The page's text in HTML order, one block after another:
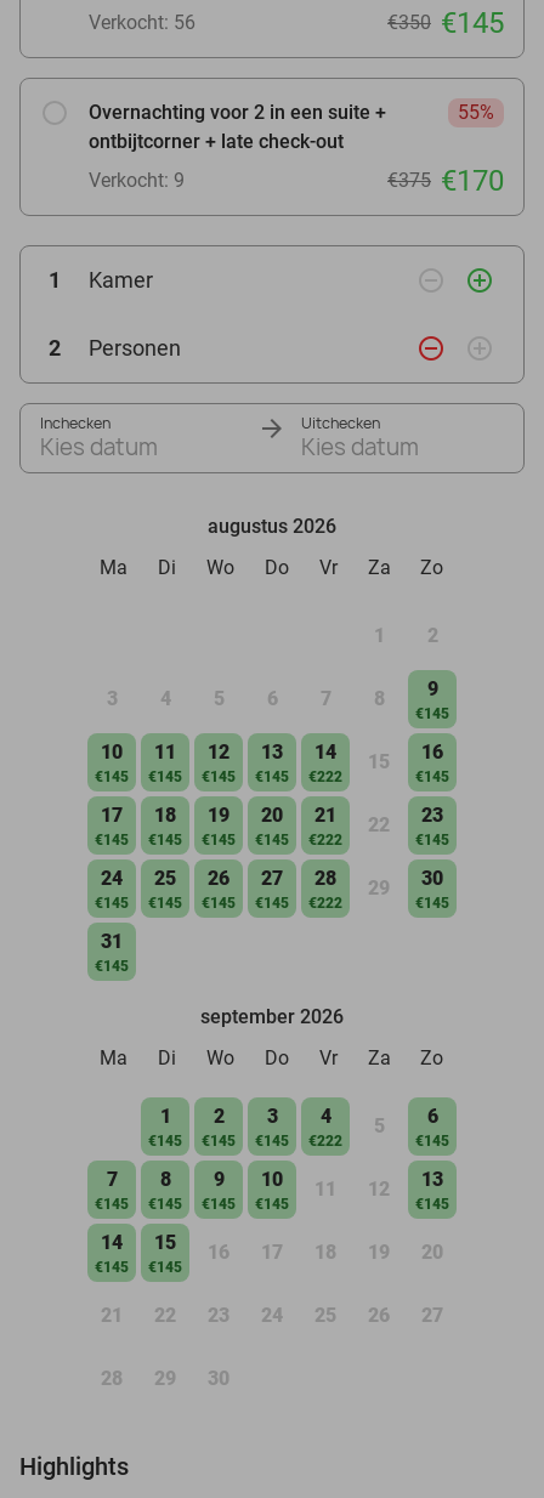
Verkocht: 56 €350 €145
Overnachting voor 2 in een suite +
ontbijtcorner + late check-out
55%
Verkocht: 9 €375 €170
1 Kamer remove_circle_outline add_circle_outline
2 Personen remove_circle_outline add_circle_outline
Inchecken
Kies datum
Uitchecken
Kies datum
augustus 2026
Ma
Di Wo Do Vr Za Zo
1 2
3 4 5 6 7 8 9
€145
10
€145
11
€145
12
€145
13
€145
14
€222
15 16
€145
17
€145
18
€145
19
€145
20
€145
21
€222
22 23
€145
24
€145
25
€145
26
€145
27
€145
28
€222
29 30
€145
31
€145
september 2026
Ma
Di Wo Do Vr Za Zo
1
€145
2
€145
3
€145
4
€222
5 6
€145
7
€145
8
€145
9
€145
10
€145
11 12 13
€145
14
€145
15
€145
16 17 18 19 20
21 22 23 24 25 26 27
28 29 30
Highlights